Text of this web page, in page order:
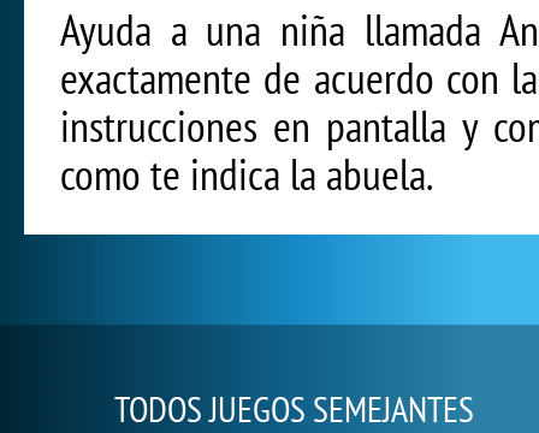
Ayuda a una niña llamada
exactamente de acuerdo con
instrucciones en pantalla y
como te indica la abuela.
TODOS JUEGOS SEMEJANTES